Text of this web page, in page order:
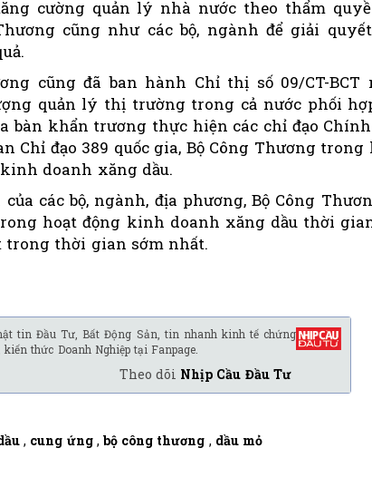
cường quản lý nhà nước theo thẩm
cũng như các bộ, ngành để giải
cũng đã ban hành Chỉ thị số 09/CT-BCT
quản lý thị trường trong cả nước phối
bàn khẩn trương thực hiện các chỉ đạo
Chỉ đạo 389 quốc gia, Bộ Công Thương trong
doanh xăng dầu.
các bộ, ngành, địa phương, Bộ Công
hoạt động kinh doanh xăng dầu thời
trong thời gian sớm nhất.
tin Đầu Tư, Bất Động Sản, tin nhanh kinh tế chứng
kiến thức Doanh Nghiệp tại Fanpage.
Theo dõi Nhịp Cầu Đầu Tư
, cung ứng,bộ công thương , dầu mỏ